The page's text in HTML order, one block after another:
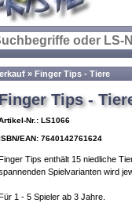
» Finger Tips - Tiere
Finger Tips -
Nr.: LS1066
ISBN/EAN: 7640142761624
Finger Tips enthält 15 niedliche
Spielvarianten wird
Für 1 - 5 Spieler ab 3 Jahre.